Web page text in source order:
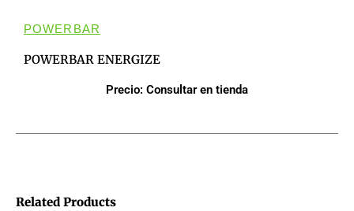
POWERBAR
POWERBAR ENERGIZE
Precio: Consultar en tienda
Related Products